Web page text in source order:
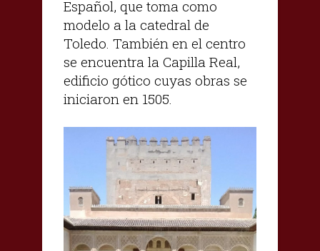
Español, que toma como
modelo a la catedral de
Toledo. También en el centro
se encuentra la Capilla Real,
edificio gótico cuyas obras se
iniciaron en 1505.